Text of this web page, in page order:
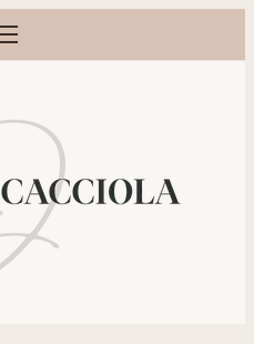
Ouvrir le menu
bébé et famille à Orléans